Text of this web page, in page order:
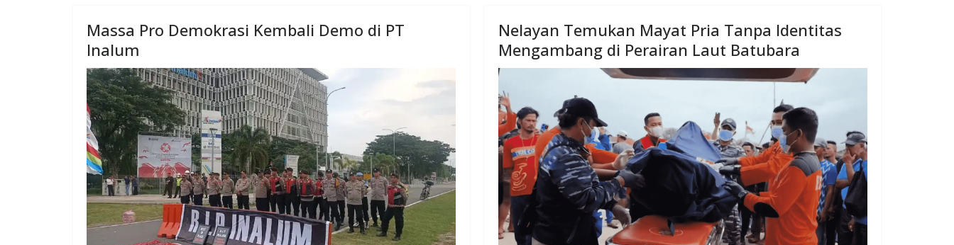
Massa Pro Demokrasi Kembali Demo di PT
Inalum
Nelayan Temukan Mayat Pria Tanpa Identitas
Mengambang di Perairan Laut Batubara